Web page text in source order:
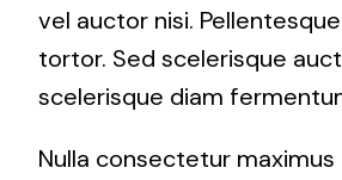
vel auctor nisi.
tortor. Sed scelerisque
scelerisque diam
Nulla consectetur maximus